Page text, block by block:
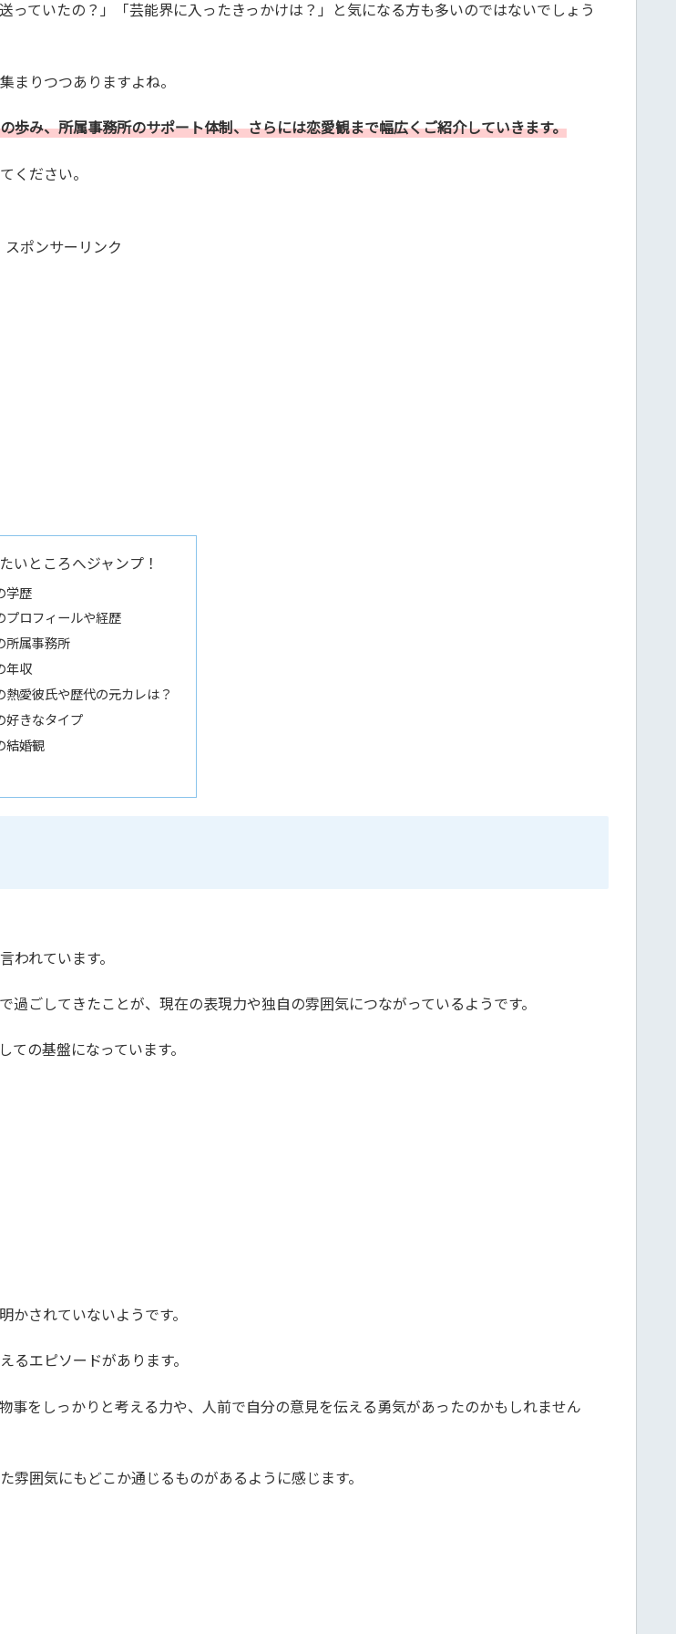
ていたの？」「芸能界に入ったきっかけは？」と気になる方も多いのではないでしょう
まりつつありますよね。
み、所属事務所のサポート体制、さらには恋愛観まで幅広くご紹介していきます。
ください。
スポンサーリンク
いところへジャンプ！
学歴
プロフィールや経歴
所属事務所
年収
熱愛彼氏や歴代の元カレは？
好きなタイプ
結婚観
れています。
ごしてきたことが、現在の表現力や独自の雰囲気につながっているようです。
の基盤になっています。
されていないようです。
エピソードがあります。
事をしっかりと考える力や、人前で自分の意見を伝える勇気があったのかもしれません
囲気にもどこか通じるものがあるように感じます。